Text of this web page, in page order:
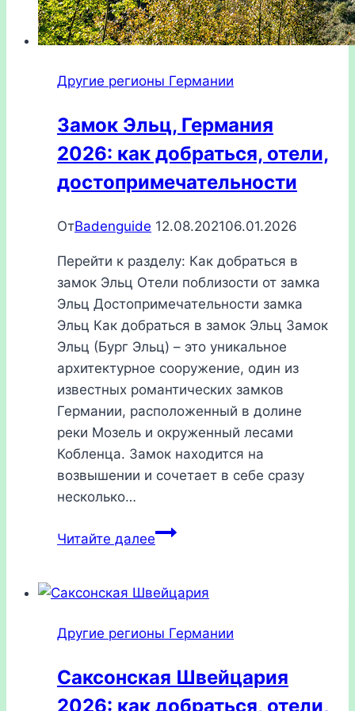
Другие регионы Германии
Замок Эльц, Германия
2026: как добраться, отели,
достопримечательности
ОтBadenguide 12.08.202106.01.2026
Перейти к разделу: Как добраться в
замок Эльц Отели поблизости от замка
Эльц Достопримечательности замка
Эльц Как добраться в замок Эльц Замок
Эльц (Бург Эльц) – это уникальное
архитектурное сооружение, один из
известных романтических замков
Германии, расположенный в долине
реки Мозель и окруженный лесами
Кобленца. Замок находится на
возвышении и сочетает в себе сразу
несколько…
Читайте далееЗамок
2026:
добраться,
достопримечательности
Другие регионы Германии
Саксонская Швейцария
2026: как добраться, отели,